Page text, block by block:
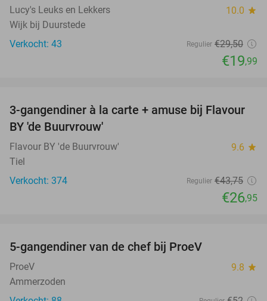
Lucy's Leuks en Lekkers 10.0 star
Wijk bij Duurstede
Verkocht: 43
Regulier €29,50
€19,99
38%
3-gangendiner à la carte + amuse bij Flavour
BY 'de Buurvrouw'
Flavour BY 'de Buurvrouw' 9.6 star
Tiel
Verkocht: 374
Regulier €43,75
€26,95
5-gangendiner van de chef bij ProeV
ProeV 9.8 star
Ammerzoden